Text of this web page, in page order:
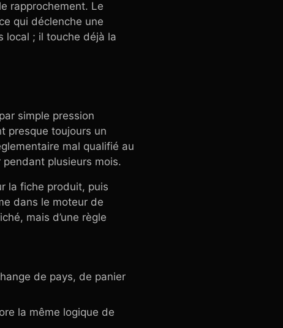
rapprochement. Le
qui déclenche une
local ; il touche déjà la
simple pression
presque toujours un
mal qualifié au
plusieurs mois.
la fiche produit, puis
dans le moteur de
mais d’une règle
de pays, de panier
la même logique de